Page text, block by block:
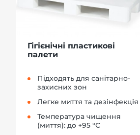
Гігієнічні пластикові
палети
Підходять для санітарно-
захисних зон
Легке миття та дезінфекція
Температура чищення
(миття): до +95 °С